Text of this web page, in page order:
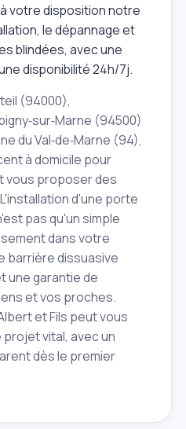
votre disposition notre
le dépannage et
blindées, avec une
disponibilité 24h/7j.
(94000),
(94500)
du Val‑de‑Marne (94),
à domicile pour
vous proposer des
d'une porte
pas qu'un simple
dans votre
barrière dissuasive
une garantie de
et vos proches.
et Fils peut vous
vital, avec un
dès le premier